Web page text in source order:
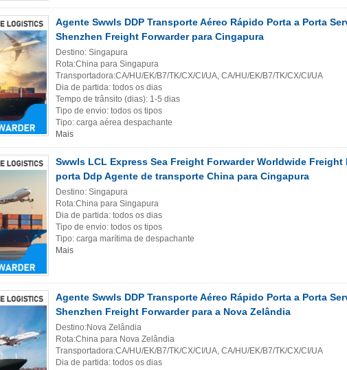
Agente Swwls DDP Transporte Aéreo Rápido Porta a Porta
Shenzhen Freight Forwarder para Cingapura
Destino: Singapura
Rota:China para Singapura
Transportadora:CA/HU/EK/B7/TK/CX/CI/UA, CA/HU/EK/B7/TK/CX/CI/UA
Dia de partida: todos os dias
Tempo de trânsito (dias): 1-5 dias
Tipo de envio: todos os tipos
Tipo: carga aérea despachante
Mais
Swwls LCL Express Sea Freight Forwarder Worldwide
porta Ddp Agente de transporte China para Cingapura
Destino: Singapura
Rota:China para Singapura
Dia de partida: todos os dias
Tipo de envio: todos os tipos
Tipo: carga marítima de despachante
Mais
Agente Swwls DDP Transporte Aéreo Rápido Porta a Porta
Shenzhen Freight Forwarder para a Nova Zelândia
Destino:Nova Zelândia
Rota:China para Nova Zelândia
Transportadora:CA/HU/EK/B7/TK/CX/CI/UA, CA/HU/EK/B7/TK/CX/CI/UA
Dia de partida: todos os dias